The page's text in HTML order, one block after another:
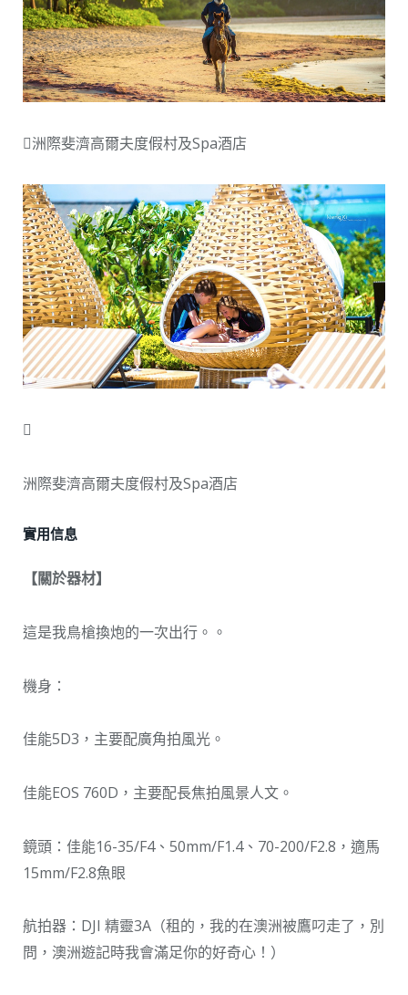
洲際斐濟高爾夫度假村及Spa酒店

洲際斐濟高爾夫度假村及Spa酒店
實用信息
【關於器材】
這是我鳥槍換炮的一次出行。。
機身：
佳能5D3，主要配廣角拍風光。
佳能EOS 760D，主要配長焦拍風景人文。
鏡頭：佳能16-35/F4、50mm/F1.4、70-200/F2.8，適馬
15mm/F2.8魚眼
航拍器：DJI 精靈3A（租的，我的在澳洲被鷹叼走了，別
問，澳洲遊記時我會滿足你的好奇心！）